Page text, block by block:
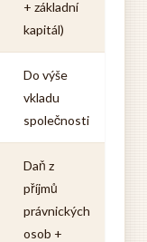
+ základní
kapitál)
Do výše
vkladu
společnosti
Daň z
příjmů
právnických
osob +